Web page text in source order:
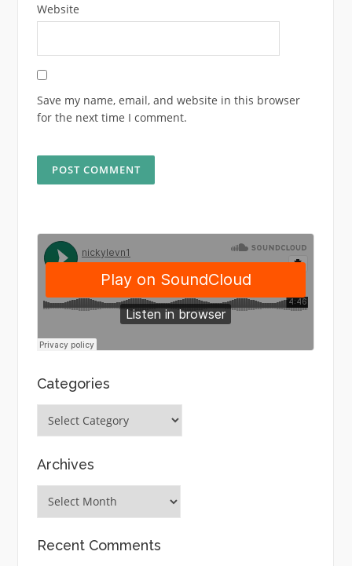
Website
Save my name, email, and website in this browser
for the next time I comment.
Categories
Archives
Archives
Recent Comments